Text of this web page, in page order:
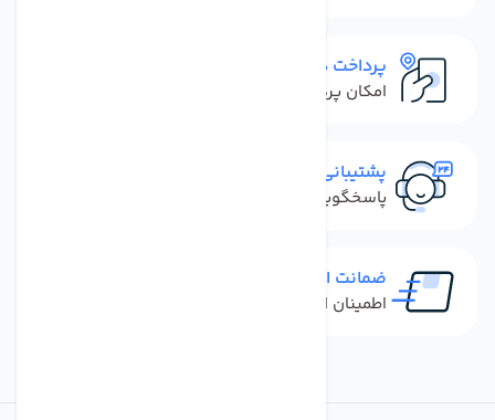
پرداخت در محل
امکان پرداخت کل فاکتور در محل
پشتیبانی سریع
پاسخگویی سریع به تماس‌ها و پیام‌ها
ضمانت اصل بودن کالا
اطمینان از خرید کالای اورجینال